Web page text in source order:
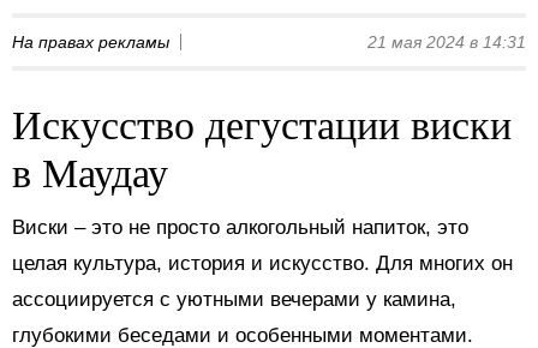
На правах рекламы 21 мая 2024 в 14:31
Искусство дегустации виски
в Маудау
Виски – это не просто алкогольный напиток, это
целая культура, история и искусство. Для многих он
ассоциируется с уютными вечерами у камина,
глубокими беседами и особенными моментами.